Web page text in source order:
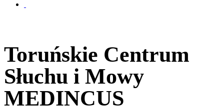
Toruńskie Centrum
Słuchu i Mowy
MEDINCUS